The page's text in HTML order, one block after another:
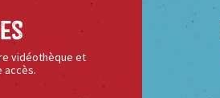
vidéothèque et
accès.